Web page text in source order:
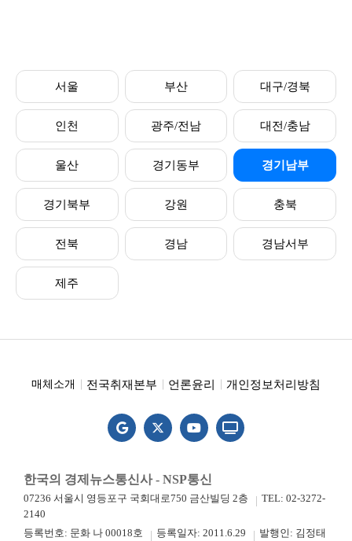
서울 부산 대구/경북
인천 광주/전남 대전/충남
울산 경기동부 경기남부
경기북부 강원 충북
전북 경남 경남서부
제주
매체소개 전국취재본부 언론윤리 개인정보처리방침
한국의 경제뉴스통신사 - NSP통신
07236 서울시 영등포구 국회대로750 금산빌딩 2층
TEL: 02-3272-
2140
등록번호: 문화 나 00018호
등록일자: 2011.6.29 발행인: 김정태